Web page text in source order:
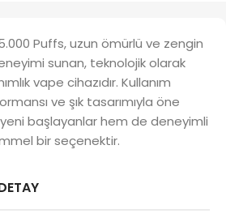
Puffs, uzun ömürlü ve zengin
sunan, teknolojik olarak
vape cihazıdır. Kullanım
ve şık tasarımıyla öne
başlayanlar hem de deneyimli
bir seçenektir.